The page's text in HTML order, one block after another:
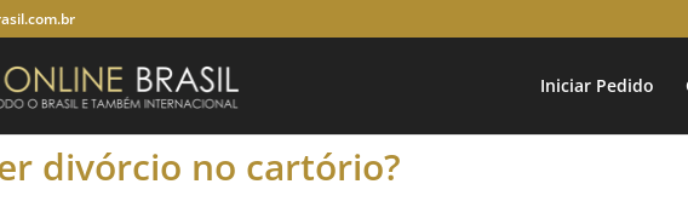
Iniciar Pedido
divórcio no cartório?